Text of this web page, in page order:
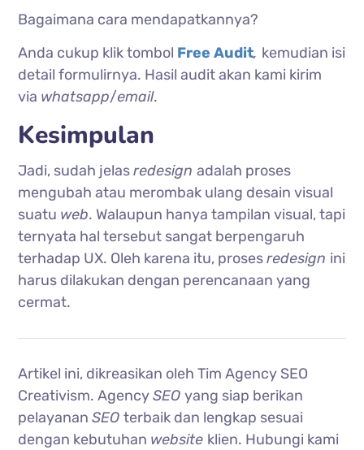
Bagaimana cara mendapatkannya?
Anda cukup klik tombol Free Audit, kemudian isi
detail formulirnya. Hasil audit akan kami kirim
via whatsapp/email.
Kesimpulan
Jadi, sudah jelasredesignadalah proses
mengubah atau merombak ulang desain visual
suatu web. Walaupun hanya tampilan visual, tapi
ternyata hal tersebut sangat berpengaruh
terhadap UX. Oleh karena itu, prosesredesign ini
harus dilakukan dengan perencanaan yang
cermat.
Artikel ini, dikreasikan oleh Tim Agency SEO
Creativism. AgencySEOyang siap berikan
pelayananSEOterbaik dan lengkap sesuai
dengan kebutuhan website klien. Hubungi kami